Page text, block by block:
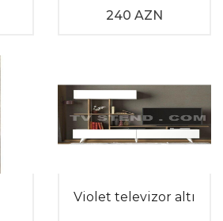
rəngdə hazırlanan mebellər
məhsulların evinizin ölçüləri
olmasına diqqət yetirin.
çətinlik çəkirsinizsə,
almaqdan çəkinməyin.
240 AZN
Violet televizor altı